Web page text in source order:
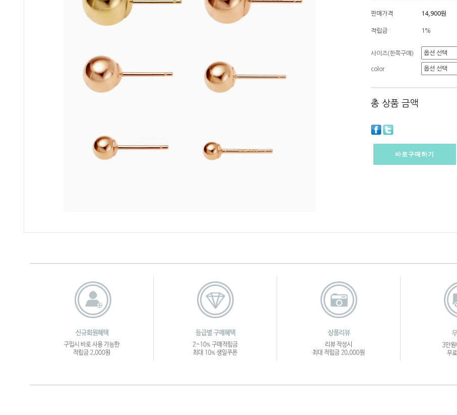
판매가격 14,900원
적립금 1%
사이즈(한쪽구매)
color
총 상품 금액
바로구매하기